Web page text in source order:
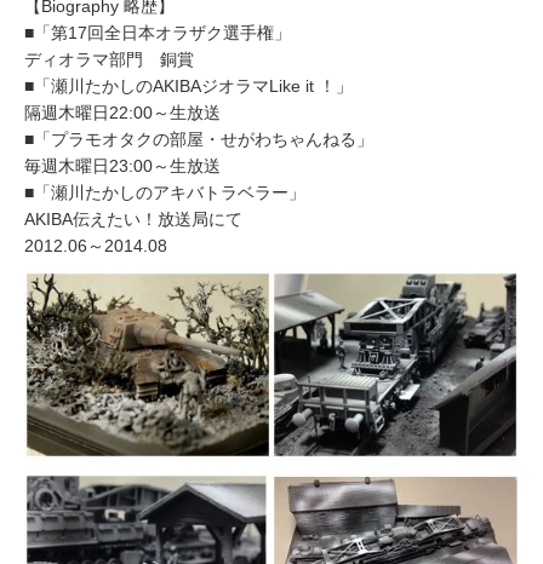
【Biography 略歴】
■「第17回全日本オラザク選手権」
ディオラマ部門 銅賞
■「瀬川たかしのAKIBAジオラマLike it ！」
隔週木曜日22:00～生放送
■「プラモオタクの部屋・せがわちゃんねる」
毎週木曜日23:00～生放送
■「瀬川たかしのアキバトラベラー」
AKIBA伝えたい！放送局にて
2012.06～2014.08